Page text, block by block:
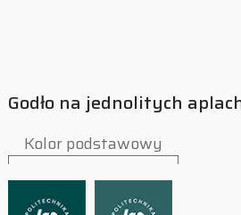
Godło na jednolitych
Kolor podstawowy